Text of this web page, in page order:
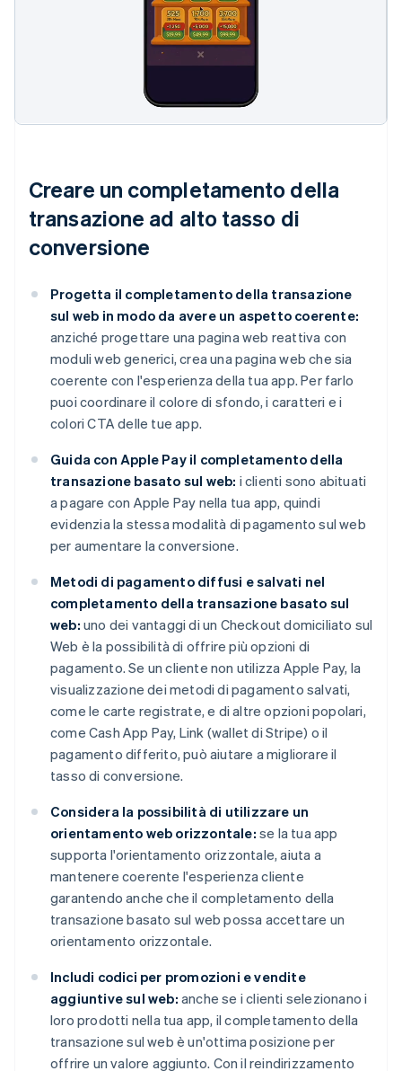
Creare un completamento della
transazione ad alto tasso di
conversione
Progetta il completamento della transazione
sul web in modo da avere un aspetto coerente:
anziché progettare una pagina web reattiva con
moduli web generici, crea una pagina web che sia
coerente con l'esperienza della tua app. Per farlo
puoi coordinare il colore di sfondo, i caratteri e i
colori CTA delle tue app.
Guida con Apple Pay il completamento della
transazione basato sul web: i clienti sono abituati
a pagare con Apple Pay nella tua app, quindi
evidenzia la stessa modalità di pagamento sul web
per aumentare la conversione.
Metodi di pagamento diffusi e salvati nel
completamento della transazione basato sul
web: uno dei vantaggi di un Checkout domiciliato sul
Web è la possibilità di offrire più opzioni di
pagamento. Se un cliente non utilizza Apple Pay, la
visualizzazione dei metodi di pagamento salvati,
come le carte registrate, e di altre opzioni popolari,
come Cash App Pay, Link (wallet di Stripe) o il
pagamento differito, può aiutare a migliorare il
tasso di conversione.
Considera la possibilità di utilizzare un
orientamento web orizzontale: se la tua app
supporta l'orientamento orizzontale, aiuta a
mantenere coerente l'esperienza cliente
garantendo anche che il completamento della
transazione basato sul web possa accettare un
orientamento orizzontale.
Includi codici per promozioni e vendite
aggiuntive sul web: anche se i clienti selezionano i
loro prodotti nella tua app, il completamento della
transazione sul web è un'ottima posizione per
offrire un valore aggiunto. Con il reindirizzamento